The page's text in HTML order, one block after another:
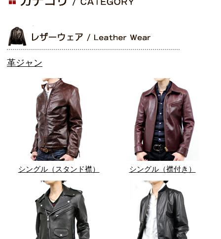
革ジャン
シングル（スタンド襟） シングル（襟付き）